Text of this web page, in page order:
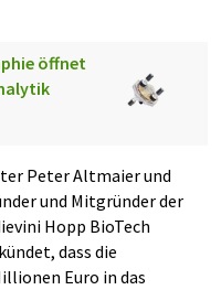
öffnet
Peter Altmaier und
und Mitgründer der
Hopp BioTech
dass die
Euro in das